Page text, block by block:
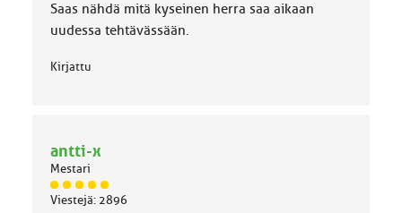
k
a
Saas nähdä mitä kyseinen herra saa aikaan
uudessa tehtävässään.
Kirjattu
antti-x
Mestari
J
ä
Viestejä: 2896